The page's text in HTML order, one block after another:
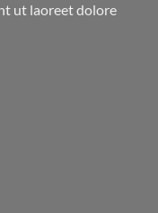
ut laoreet dolore